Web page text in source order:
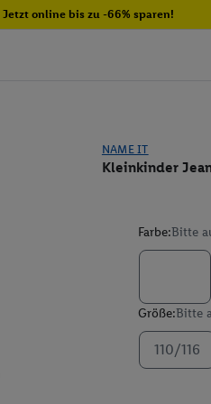
Jetzt online bis zu -66% sparen!
NAME IT
Kleinkinder
Farbe:Bitte
Größe:Bitte
110/116